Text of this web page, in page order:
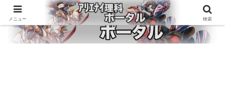
メニュー 検索